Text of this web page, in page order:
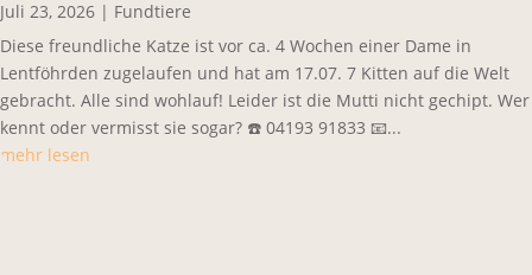
Juli 23, 2026 | Fundtiere
Diese freundliche Katze ist vor ca. 4 Wochen einer Dame in
Lentföhrden zugelaufen und hat am 17.07. 7 Kitten auf die Welt
gebracht. Alle sind wohlauf! Leider ist die Mutti nicht gechipt. Wer
kennt oder vermisst sie sogar? ☎️ 04193 91833 📧...
mehr lesen